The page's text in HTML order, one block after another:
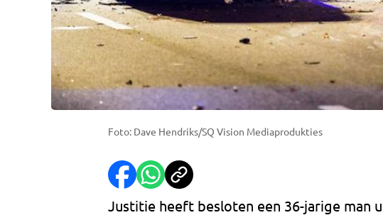
Foto: Dave Hendriks/SQ Vision Mediaprodukties
Justitie heeft besloten een 36-jarige man